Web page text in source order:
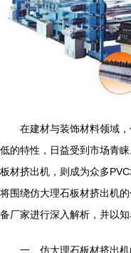
在建材与装饰材料领域
低的特性，日益受到市场青
板材挤出机，则成为众多
将围绕仿大理石板材挤出机
备厂家进行深入解析，并以
一、仿大理石板材挤出